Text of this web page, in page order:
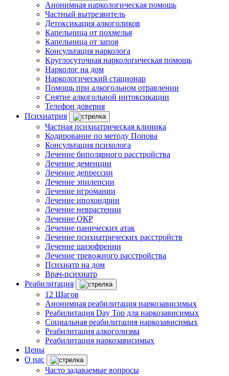
Анонимная наркологическая помощь
Частный вытрезвитель
Детоксикация алкоголиков
Капельница от похмелья
Капельница от запоя
Консультация нарколога
Круглосуточная наркологическая помощь
Нарколог на дом
Наркологический стационар
Помощь при алкогольном отравлении
Снятие алкогольной интоксикации
Телефон доверия
Психиатрия
Частная психиатрическая клиника
Кодирование по методу Попова
Консультация психолога
Лечение биполярного расстройства
Лечение деменции
Лечение депрессии
Лечение эпилепсии
Лечение игромании
Лечение ипохондрии
Лечение неврастении
Лечение ОКР
Лечение панических атак
Лечение психиатрических расстройств
Лечение шизофрении
Лечение тревожного расстройства
Психиатр на дом
Врач-психиатр
Реабилитация
12 Шагов
Анонимная реабилитация наркозависимых
Реабилитация Day Top для наркозависимых
Социальная реабилитация наркозависимых
Реабилитация алкоголизма
Реабилитация наркозависимых
Цены
О нас
Часто задаваемые вопросы